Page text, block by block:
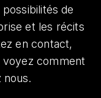
de
et les récits
en contact,
comment